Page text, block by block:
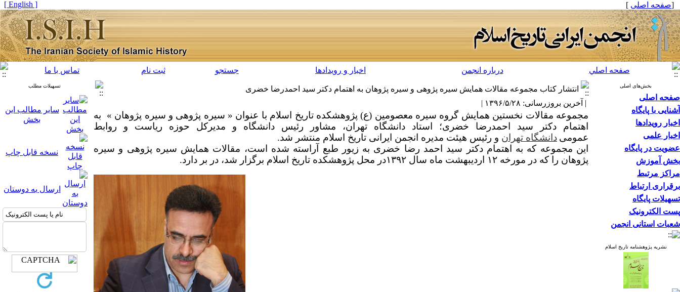
[صفحه اصلی ]
[ English ]
صفحه اصلي درباره انجمن اخبار و رویدادها جستجو ثبت نام تماس با ما
بخش‌های اصلی
صفحه اصلی
آشنایی با پایگاه
اخبار رویدادها
اخبار علمی
عضویت در پایگاه
بخش آموزش
مراکز مرتبط
برقراری ارتباط
تسهیلات پایگاه
پست الکترونیک
شعبات استانی انجمن
نشریه پژوهشنامه تاریخ اسلام
انتشار کتاب مجموعه مقالات همایش سیره پژوهی و سیره پژوهان به اهتمام دکتر سید احمدرضا خضری
| آخرین بروزرسانی: ۱۳۹۶/۵/۲۸ |
مجموعه مقالات نخستین همایش گروه سیره معصومین (ع) پژوهشکده تاریخ اسلام با عنوان « سیره پژوهی و سیره پژوهان » به
اهتمام دکتر سید احمدرضا خضری؛ استاد دانشگاه تهران، مشاور رئیس دانشگاه و مدیرکل حوزه ریاست و روابط
عمومی دانشگاه تهران و رئیس هیئت مدیره انجمن ایرانی تاریخ اسلام منتشر شد.
این مجموعه که به اهتمام دکتر سید احمد رضا خضری به زیور طبع آراسته شده است، مقالات همایش سیره پژوهی و سیره
پژوهان را که در مورخه ۱۲ اردیبهشت ماه سال ۱۳۹۲در محل پژوهشکده تاریخ اسلام برگزار شد، در بر دارد.
تسهیلات مطلب
سایر مطالب این
بخش
نسخه قابل چاپ
ارسال به دوستان